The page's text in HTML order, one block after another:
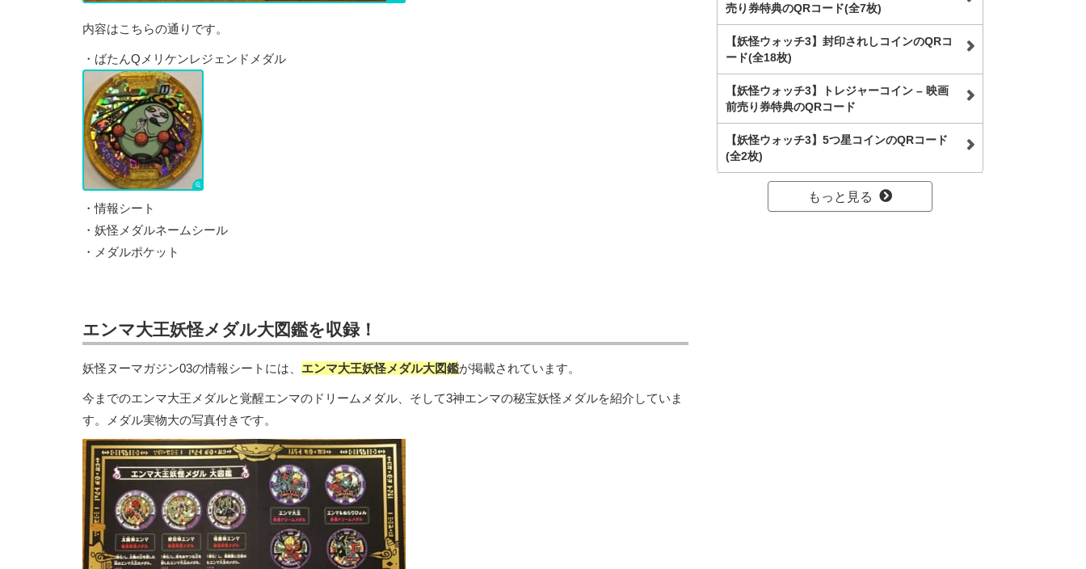
内容はこちらの通りです。
・ばたんQメリケンレジェンドメダル
・情報シート
・妖怪メダルネームシール
・メダルポケット
エンマ大王妖怪メダル大図鑑を収録！
妖怪ヌーマガジン03の情報シートには、 エンマ大王妖怪メダル大図鑑が掲載されています。
今までのエンマ大王メダルと覚醒エンマのドリームメダル、そして3神エンマの秘宝妖怪メダルを紹介していま
す。メダル実物大の写真付きです。
売り券特典のQRコード(全7枚)
【妖怪ウォッチ3】封印されしコインのQRコ
ード(全18枚)
【妖怪ウォッチ3】トレジャーコイン – 映画
前売り券特典のQRコード
【妖怪ウォッチ3】5つ星コインのQRコード
(全2枚)
もっと見る